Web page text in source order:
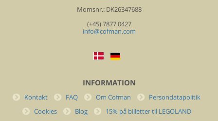
Momsnr.: DK26347688
(+45) 7877 0427
info@cofman.com
INFORMATION
Kontakt FAQ Om Cofman
Persondatapolitik
Cookies
Blog 15% på billetter til LEGOLAND